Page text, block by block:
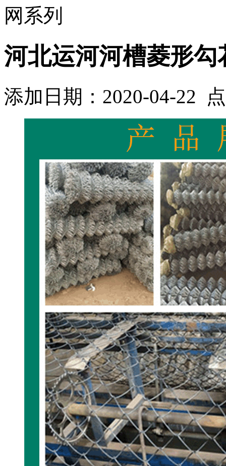
网系列
河北运河河槽菱形勾
添加日期：2020-04-22